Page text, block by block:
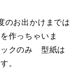
のお出かけまでは
作っちゃいま
クのみ 型紙は
。